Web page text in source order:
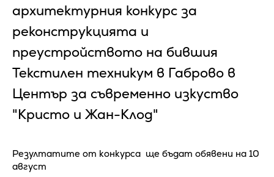
архитектурния конкурс за
реконструкцията и
преустройството на бившия
Текстилен техникум в Габрово в
Център за съвременно изкуство
"Кристо и Жан-Клод"
Резултатите от конкурса ще бъдат обявени на 10
август